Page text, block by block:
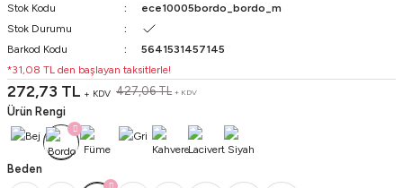
Stok Kodu
ece10005bordo_bordo_m
Stok Durumu
Barkod Kodu
5641531457145
*31,08 TL den başlayan taksitlerle!
272,73 TL + KDV 427,06 TL + KDV
Ürün Rengi
Beden